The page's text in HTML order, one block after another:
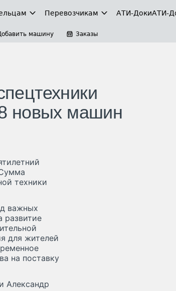
Перевозчикам АТИ-ДокиАТИ-
машину Заказы
новых машин
техники
важных
развитие
для жителей
на поставку
Александр